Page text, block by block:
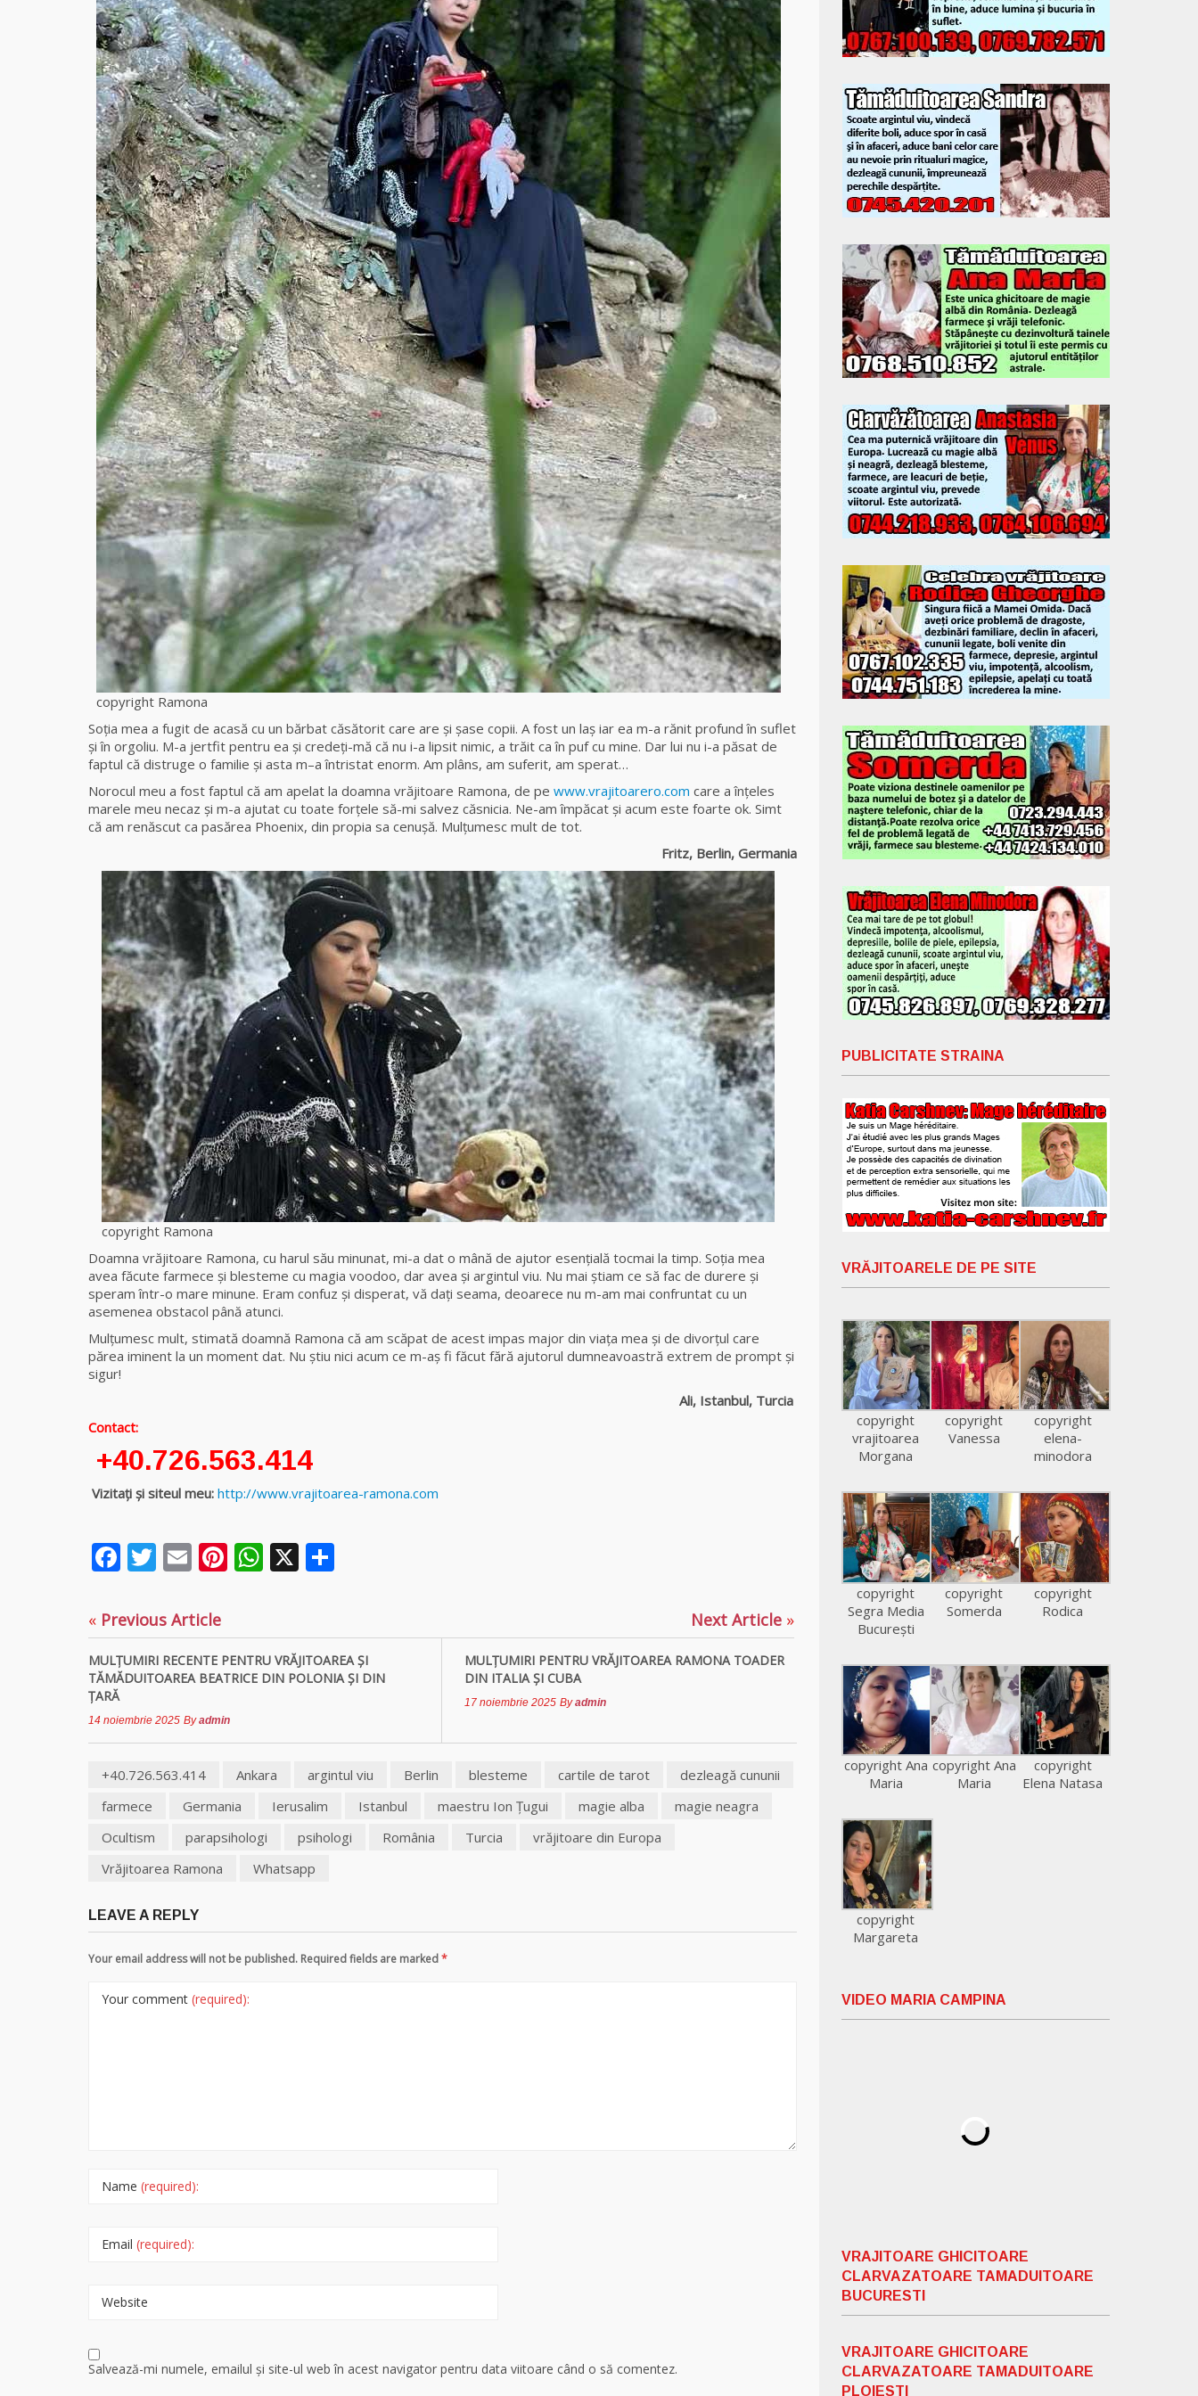
blesteme Sandra
Tămăduitoarea
Somerda
Vrăjitoarea
Margareta care
lucrează cu 5
tipuri de magie
Vrăjitoarea
Anastasia Venus
are cele mai
puternice leacuri
copyright Ramona
Soţia mea a fugit de acasă cu un bărbat căsătorit care are şi șase copii. A fost un laș iar ea m-a rănit profund în suflet
și în orgoliu. M-a jertfit pentru ea și credeți-mă că nu i-a lipsit nimic, a trăit ca în puf cu mine. Dar lui nu i-a păsat de
faptul că distruge o familie şi asta m–a întristat enorm. Am plâns, am suferit, am sperat…
Norocul meu a fost faptul că am apelat la doamna vrăjitoare Ramona, de pe www.vrajitoarero.com care a înțeles
marele meu necaz și m-a ajutat cu toate forțele să-mi salvez căsnicia. Ne-am împăcat şi acum este foarte ok. Simt
că am renăscut ca pasărea Phoenix, din propia sa cenușă. Mulţumesc mult de tot.
Fritz, Berlin, Germania
copyright Ramona
Doamna vrăjitoare Ramona, cu harul său minunat, mi-a dat o mână de ajutor esențială tocmai la timp. Soţia mea
avea făcute farmece şi blesteme cu magia voodoo, dar avea și argintul viu. Nu mai știam ce să fac de durere și
speram într-o mare minune. Eram confuz şi disperat, vă daţi seama, deoarece nu m-am mai confruntat cu un
asemenea obstacol până atunci.
Mulţumesc mult, stimată doamnă Ramona că am scăpat de acest impas major din viaţa mea şi de divorţul care
părea iminent la un moment dat. Nu ştiu nici acum ce m-aş fi făcut fără ajutorul dumneavoastră extrem de prompt și
sigur!
Ali, Istanbul, Turcia
Contact:
+40.726.563.414
Vizitați și siteul meu: http://www.vrajitoarea-ramona.com
Facebook
Twitter
EmailPinterest
WhatsApp
X
« Previous Article
MULŢUMIRI RECENTE PENTRU VRĂJITOAREA ȘI
TĂMĂDUITOAREA BEATRICE DIN POLONIA ȘI DIN
ȚARĂ
14 noiembrie 2025 Byadmin
Next Article »
MULŢUMIRI PENTRU VRĂJITOAREA RAMONA TOADER
DIN ITALIA ȘI CUBA
17 noiembrie 2025 Byadmin
+40.726.563.414 Ankara argintul viu Berlin blesteme cartile de tarot
dezleagă cununii
farmece
Germania Ierusalim Istanbul maestru Ion Ţugui magie alba
magie neagra
Ocultism
parapsihologi psihologi România Turcia
vrăjitoare din Europa
Vrăjitoarea Ramona
Whatsapp
LEAVE A REPLY
Your email address will not be published. Required fields are marked*
Your comment (required):
Name (required):
Email (required):
Website
Salvează-mi numele, emailul și site-ul web în acest navigator pentru data viitoare când o să comentez.
PUBLICITATE STRAINA
VRĂJITOARELE DE PE SITE
copyright
vrajitoarea
Morgana
copyright
Vanessa
copyright
elena-
minodora
copyright
Segra Media
București
copyright
Somerda
copyright
Rodica
copyright Ana
Maria
copyright Ana
Maria
copyright
Elena Natasa
copyright
Margareta
VIDEO MARIA CAMPINA
VRAJITOARE GHICITOARE
CLARVAZATOARE TAMADUITOARE
BUCURESTI
VRAJITOARE GHICITOARE
CLARVAZATOARE TAMADUITOARE
PLOIESTI